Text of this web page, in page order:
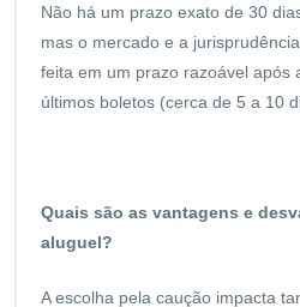
Não há um prazo exato de 30
mas o mercado e a
feita em um prazo razoável após
últimos boletos (cerca de 5 a 10
Quais são as vantagens e
aluguel?
A escolha pela caução impacta